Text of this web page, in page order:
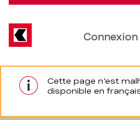
und
Direkt
Inhalt
Section
de
Cette page n'est
disponible en